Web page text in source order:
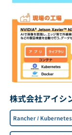
株式会社アイ
Rancher / Kubernetes